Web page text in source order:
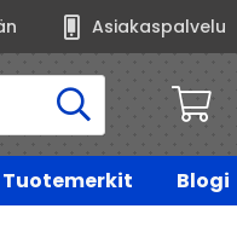
Asiakaspalvelu
Tuotemerkit Blogi